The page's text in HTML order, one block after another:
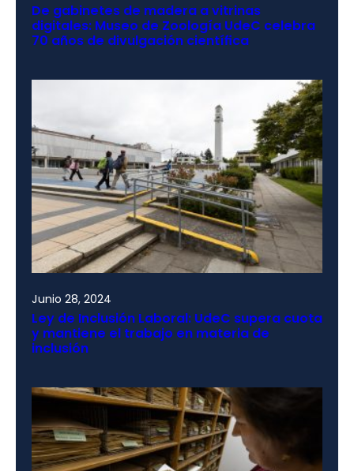
De gabinetes de madera a vitrinas
digitales: Museo de Zoología UdeC celebra
70 años de divulgación científica
Junio 28, 2024
Ley de Inclusión Laboral: UdeC supera cuota
y mantiene el trabajo en materia de
inclusión